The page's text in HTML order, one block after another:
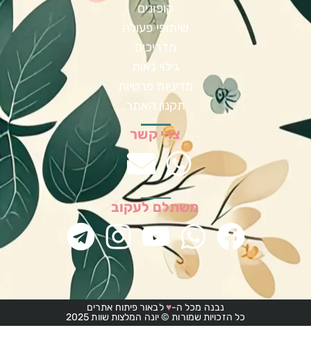
קופונים
שיתופי פעולה
מדריכים
גילוי נאות
מדיניות פרטיות
תקנון האתר
צרי קשר
משתלם לעקוב
נבנה מכל ה-♥לבאור פיתוח אתרים
כל הזכויות שמורות © יונה המלצות שוות 2025